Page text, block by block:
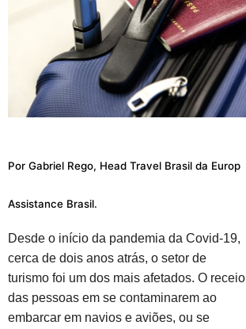
Por Gabriel Rego, Head Travel Brasil da Europ
Assistance Brasil.
Desde o início da pandemia da Covid-19,
cerca de dois anos atrás, o setor de
turismo foi um dos mais afetados. O receio
das pessoas em se contaminarem ao
embarcar em navios e aviões, ou se